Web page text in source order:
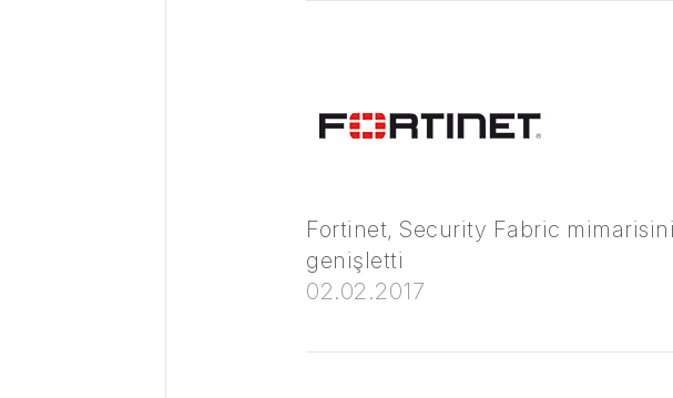
Fortinet, Security Fabric
genişletti
02.02.2017